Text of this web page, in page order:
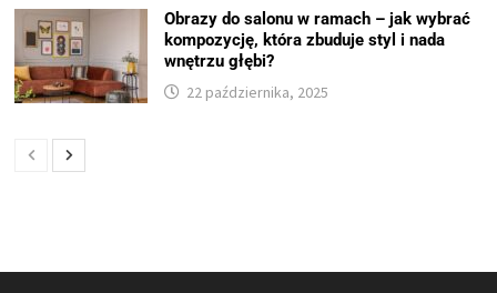
Obrazy do salonu w ramach – jak wybrać
kompozycję, która zbuduje styl i nada
wnętrzu głębi?
22 października, 2025